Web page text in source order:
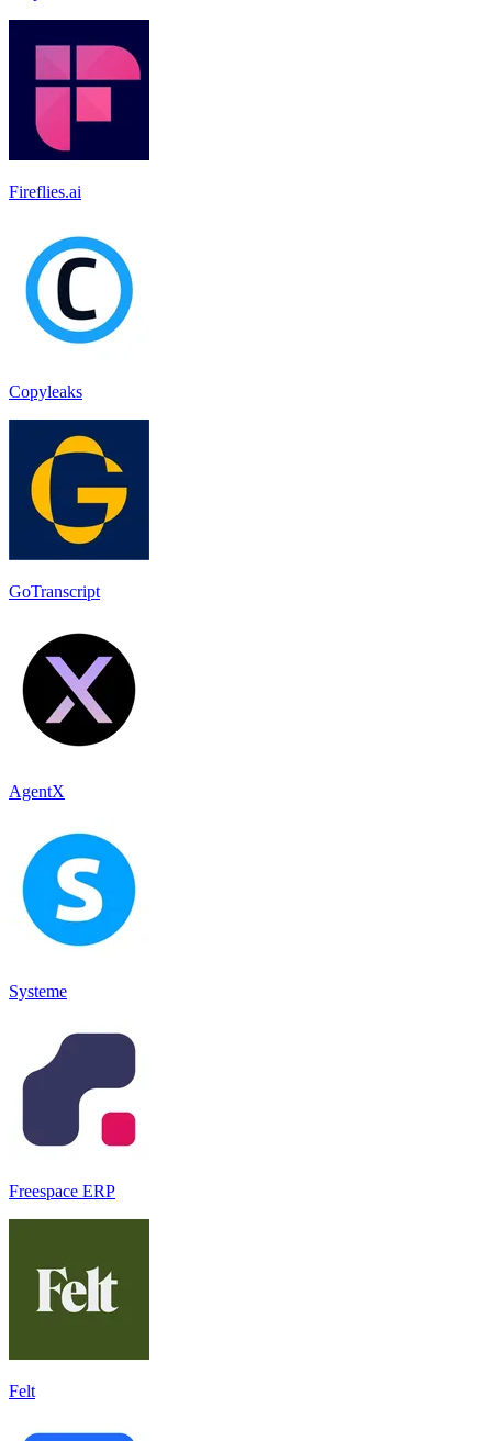
Fireflies.ai
Copyleaks
GoTranscript
AgentX
Systeme
Freespace ERP
Felt